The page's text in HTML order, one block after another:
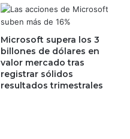
Microsoft supera los 3
billones de dólares en
valor mercado tras
registrar sólidos
resultados trimestrales